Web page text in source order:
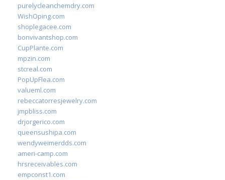
purelycleanchemdry.com
WishOping.com
shoplegacee.com
bonvivantshop.com
CupPlante.com
mpzin.com
stcreal.com
PopUpFlea.com
valueml.com
rebeccatorresjewelry.com
jmpbliss.com
drjorgerico.com
queensushipa.com
wendyweimerdds.com
ameri-camp.com
hrsreceivables.com
empconst1.com